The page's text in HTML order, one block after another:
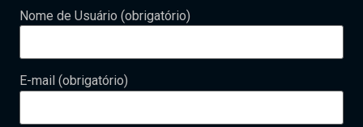
Nome de Usuário (obrigatório)
E-mail (obrigatório)